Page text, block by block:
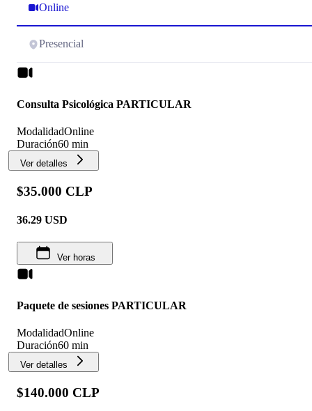
Online
Presencial
Consulta Psicológica PARTICULAR
ModalidadOnline
Duración60 min
Ver detalles
$35.000 CLP
36.29 USD
Ver horas
Paquete de sesiones PARTICULAR
ModalidadOnline
Duración60 min
Ver detalles
$140.000 CLP